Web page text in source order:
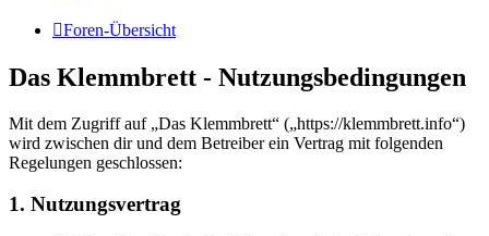
Foren-Übersicht
Das Klemmbrett - Nutzungsbedingungen
Mit dem Zugriff auf „Das Klemmbrett“ („https://klemmbrett.info“)
wird zwischen dir und dem Betreiber ein Vertrag mit folgenden
Regelungen geschlossen:
1. Nutzungsvertrag